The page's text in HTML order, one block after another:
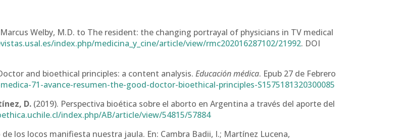
Welby, M.D. to The resident: the changing portrayal of physicians in TV medical
index.php/medicina_y_cine/article/view/rmc202016287102/21992. DOI
and bioethical principles: a content analysis.Educación médica. Epub 27 de Febrero
71-avance-resumen-the-good-doctor-bioethical-principles-S1575181320300085
D. (2019). Perspectiva bioética sobre el aborto en Argentina a través del aporte del
index.php/AB/article/view/54815/57884
de los locos manifiesta nuestra jaula. En: Cambra Badii, I.; Martínez Lucena,